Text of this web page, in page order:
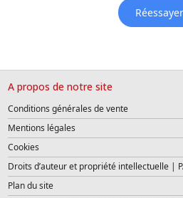
Réessayer
A propos de notre site
Conditions générales de vente
Mentions légales
Cookies
Droits d’auteur et propriété intellectuelle |
Plan du site